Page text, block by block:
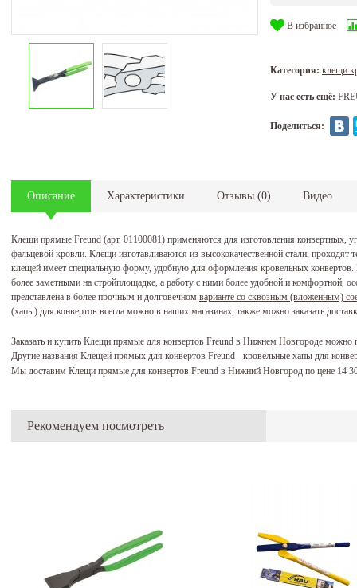
В избранное
Категория: клещи
У нас есть ещё:
Поделиться:
Описание Характеристики Отзывы (0) Видео
Клещи прямые Freund (арт. 01100081) применяются для изготовления конвертных,
фальцевой кровли. Клещи изготавливаются из высококачественной стали,
клещей имеет специальную форму, удобную для оформления кровельных
более заметными на стройплощадке, а работу с ними более удобной и комфортной,
представлена в более прочным и долговечном варианте со сквозным (вложенным)
(хапы) для конвертов всегда можно в наших магазинах, также можно заказать
Заказать и купить Клещи прямые для конвертов Freund в Нижнем Новгороде можно
Другие названия Клещей прямых для конвертов Freund - кровельные хапы для
Мы доставим Клещи прямые для конвертов Freund в Нижний Новгород по цене 14
Рекомендуем посмотреть